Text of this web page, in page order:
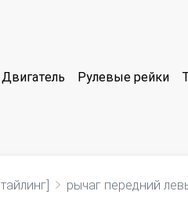
Двигатель Рулевые рейки
рычаг передний